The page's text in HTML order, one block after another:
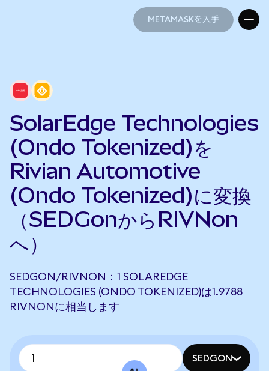
METAMASKを入手
SolarEdge Technologies
(Ondo Tokenized)を
Rivian Automotive
(Ondo Tokenized)に変換
（SEDGonからRIVNon
へ）
SEDGON/RIVNON：1 SOLAREDGE
TECHNOLOGIES (ONDO TOKENIZED)は1.9788
RIVNONに相当します
SEDGON